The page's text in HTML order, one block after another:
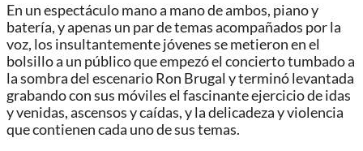
En un espectáculo mano a mano de ambos, piano y
batería, y apenas un par de temas acompañados por la
voz, los insultantemente jóvenes se metieron en el
bolsillo a un público que empezó el concierto tumbado a
la sombra del escenario Ron Brugal y terminó levantada
grabando con sus móviles el fascinante ejercicio de idas
y venidas, ascensos y caídas, y la delicadeza y violencia
que contienen cada uno de sus temas.